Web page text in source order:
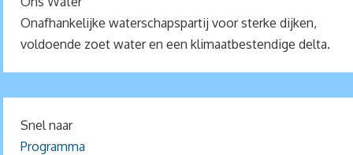
Onafhankelijke waterschapspartij voor sterke dijken,
voldoende zoet water en een klimaatbestendige delta.
Snel naar
Programma